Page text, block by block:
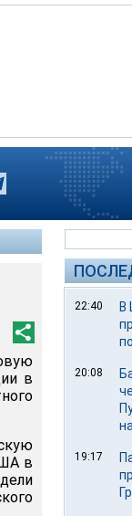
в
в
22:40
В
20:08
19:17